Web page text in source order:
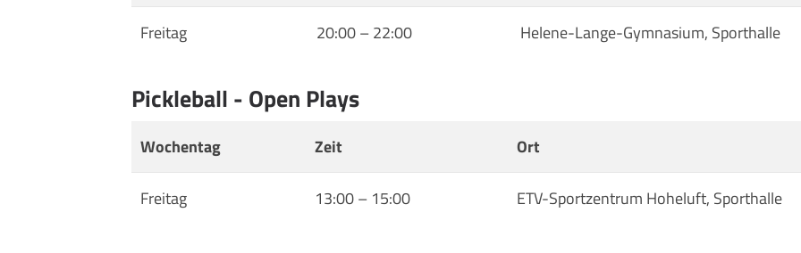
Freitag
20:00–22:00 Helene-Lange-Gymnasium, Sporthalle
Pickleball - Open Plays
Wochentag Zeit
Ort
Freitag
13:00– 15:00 ETV-Sportzentrum Hoheluft, Sporthalle